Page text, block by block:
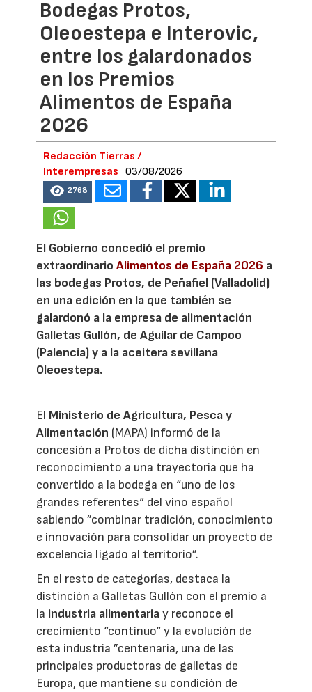
Bodegas Protos,
Oleoestepa e Interovic,
entre los galardonados
en los Premios
Alimentos de España
2026
Redacción Tierras /
Interempresas
03/08/2026
2768
El Gobierno concedió el premio
extraordinarioAlimentos de España 2026 a
las bodegas Protos, de Peñafiel (Valladolid)
en una edición en la que también se
galardonó a la empresa de alimentación
Galletas Gullón, de Aguilar de Campoo
(Palencia) y a la aceitera sevillana
Oleoestepa.
El Ministerio de Agricultura, Pesca y
Alimentación (MAPA) informó de la
concesión a Protos de dicha distinción en
reconocimiento a una trayectoria que ha
convertido a la bodega en “uno de los
grandes referentes“ del vino español
sabiendo ”combinar tradición, conocimiento
e innovación para consolidar un proyecto de
excelencia ligado al territorio”.
En el resto de categorías, destaca la
distinción a Galletas Gullón con el premio a
la industria alimentariay reconoce el
crecimiento “continuo“ y la evolución de
esta industria ”centenaria, una de las
principales productoras de galletas de
Europa, que mantiene su condición de